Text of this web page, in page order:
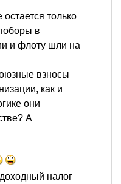
только
в
и флоту шли на
взносы
как и
они
А
налог